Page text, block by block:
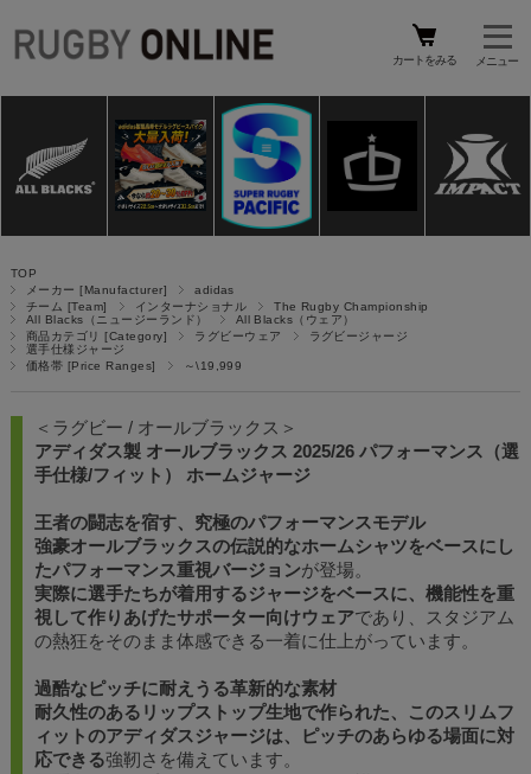
カートをみる
TOP
メーカー [Manufacturer]
adidas
チーム [Team]
インターナショナル
The Rugby Championship
All Blacks（ニュージーランド）
All Blacks（ウェア）
商品カテゴリ [Category]
ラグビーウェア
ラグビージャージ
選手仕様ジャージ
価格帯 [Price Ranges]
～\19,999
＜ラグビー / オールブラックス＞
アディダス製 オールブラックス 2025/26 パフォーマンス（選
手仕様/フィット） ホームジャージ
王者の闘志を宿す、究極のパフォーマンスモデル
強豪オールブラックスの伝説的なホームシャツをベースにし
たパフォーマンス重視バージョンが登場。
実際に選手たちが着用するジャージをベースに、機能性を重
視して作りあげたサポーター向けウェアであり、スタジアム
の熱狂をそのまま体感できる一着に仕上がっています。
過酷なピッチに耐えうる革新的な素材
耐久性のあるリップストップ生地で作られた、このスリムフ
ィットのアディダスジャージは、ピッチのあらゆる場面に対
応できる強靭さを備えています。